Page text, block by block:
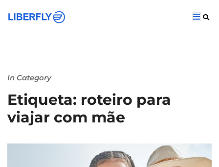
In Category
Etiqueta: roteiro para
viajar com mãe